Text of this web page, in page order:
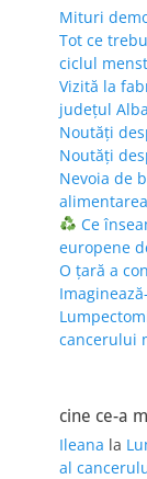
Mituri
Tot ce
ciclul
Vizită la
județul Alba
Noutăți
Noutăți
Nevoia de
Ce
europene
O țară a
cancerului
cine ce-a
Ileana la
al